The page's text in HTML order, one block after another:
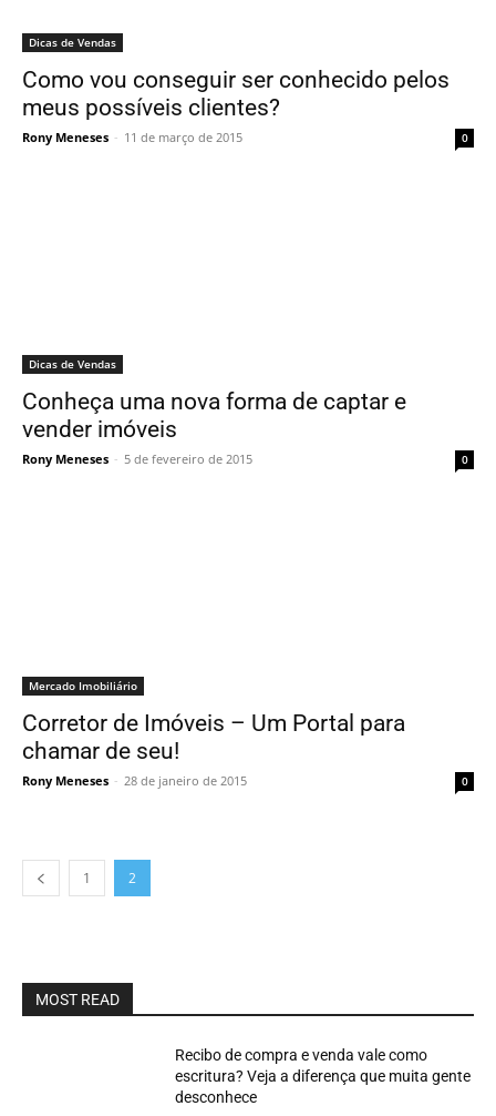
Dicas de Vendas
Como vou conseguir ser conhecido pelos
meus possíveis clientes?
Rony Meneses - 11 de março de 2015 0
Dicas de Vendas
Conheça uma nova forma de captar e
vender imóveis
Rony Meneses - 5 de fevereiro de 2015 0
Mercado Imobiliário
Corretor de Imóveis – Um Portal para
chamar de seu!
Rony Meneses - 28 de janeiro de 2015 0
1 2
MOST READ
Recibo de compra e venda vale como
escritura? Veja a diferença que muita gente
desconhece